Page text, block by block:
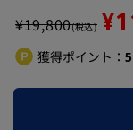
¥19,800(税込)
獲得ポイント：